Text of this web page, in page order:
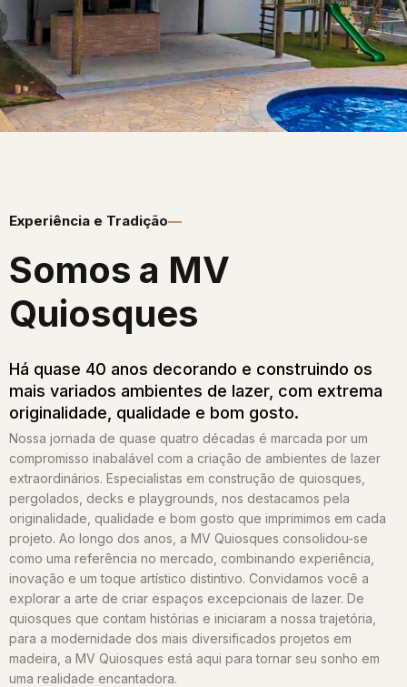
Experiência e Tradição
Somos a MV
Quiosques​
Há quase 40 anos decorando e construindo os
mais variados ambientes de lazer, com extrema
originalidade, qualidade e bom gosto.
Nossa jornada de quase quatro décadas é marcada por um
compromisso inabalável com a criação de ambientes de lazer
extraordinários. Especialistas em construção de quiosques,
pergolados, decks e playgrounds, nos destacamos pela
originalidade, qualidade e bom gosto que imprimimos em cada
projeto. Ao longo dos anos, a MV Quiosques consolidou-se
como uma referência no mercado, combinando experiência,
inovação e um toque artístico distintivo. Convidamos você a
explorar a arte de criar espaços excepcionais de lazer. De
quiosques que contam histórias e iniciaram a nossa trajetória,
para a modernidade dos mais diversificados projetos em
madeira, a MV Quiosques está aqui para tornar seu sonho em
uma realidade encantadora.